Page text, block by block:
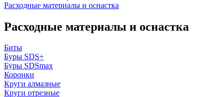
Расходные материалы и оснастка
Расходные материалы и оснастка
Биты
Буры SDS+
Буры SDSmax
Коронки
Круги алмазные
Круги отрезные